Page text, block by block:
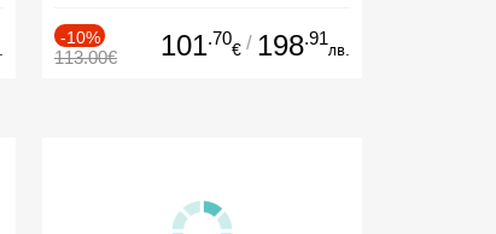
-10%
113.00€ 101.70
€ / 198.91
лв.